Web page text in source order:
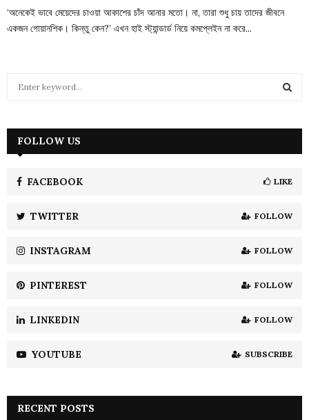
‘অনেকেই ভাবে মেয়েদের চাওয়া আকাশের চাঁদ আনার মতো। না, তারা শুধু চায় তাদের জীবনে
একজন গোয়ানশিক। কিন্তু কেন?’ এখন হাই স্ট্যান্ডার্ড নিয়ে কমপ্লেইন না করে...
h
H
FOLLOW US
FACEBOOK LIKE
TWITTER FOLLOW
INSTAGRAM FOLLOW
PINTEREST FOLLOW
LINKEDIN FOLLOW
YOUTUBE SUBSCRIBE
RECENT POSTS